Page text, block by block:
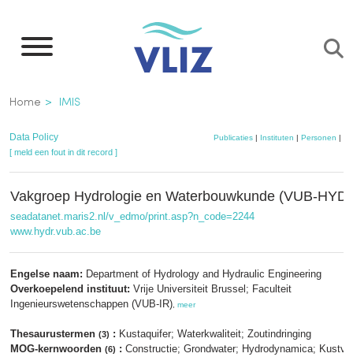
naar
inhoud
gaan
Kruimelpad
Home IMIS
Data Policy Publicaties | Instituten | Personen |
[ meld een fout in dit record ]
Vakgroep Hydrologie en Waterbouwkunde (VUB-
seadatanet.maris2.nl/v_edmo/print.asp?n_code=2244
www.hydr.vub.ac.be
Engelse naam: Department of Hydrology and Hydraulic Engineering
Overkoepelend instituut: Vrije Universiteit Brussel; Faculteit
Ingenieurswetenschappen (VUB-IR) meer
Thesaurustermen (3) : Kustaquifer; Waterkwaliteit; Zoutindringing
MOG-kernwoorden (6) : Constructie; Grondwater; Hydrodynamica;